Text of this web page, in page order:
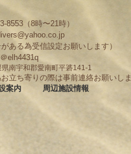
（8時〜21時）
がある為受信設定お願いします）
elh4431q
南宇和郡愛南町平碆141-1
立ち寄りの際は事前連絡お願いしま
案内 周辺施設情報